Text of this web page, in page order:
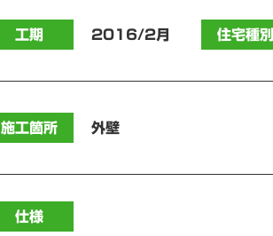
工期 2016/2月 住宅種別
施工箇所 外壁
仕様